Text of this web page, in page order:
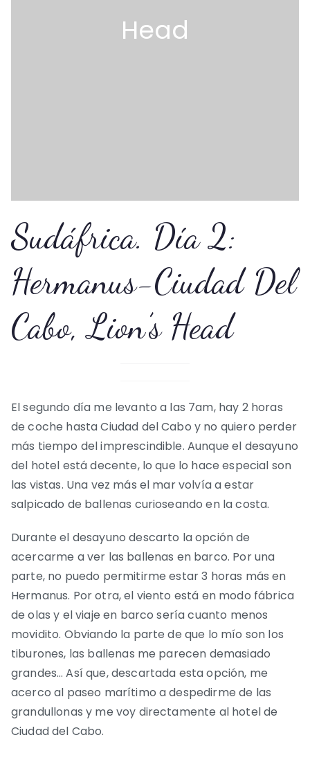
Head
Sudáfrica. Día 2:
Hermanus-Ciudad Del
Cabo, Lion’s Head
El segundo día me levanto a las 7am, hay 2 horas
de coche hasta Ciudad del Cabo y no quiero perder
más tiempo del imprescindible. Aunque el desayuno
del hotel está decente, lo que lo hace especial son
las vistas. Una vez más el mar volvía a estar
salpicado de ballenas curioseando en la costa.
Durante el desayuno descarto la opción de
acercarme a ver las ballenas en barco. Por una
parte, no puedo permitirme estar 3 horas más en
Hermanus. Por otra, el viento está en modo fábrica
de olas y el viaje en barco sería cuanto menos
movidito. Obviando la parte de que lo mío son los
tiburones, las ballenas me parecen demasiado
grandes… Así que, descartada esta opción, me
acerco al paseo marítimo a despedirme de las
grandullonas y me voy directamente al hotel de
Ciudad del Cabo.